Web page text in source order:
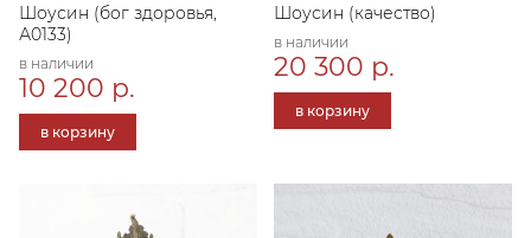
Шоусин (бог здоровья,
А0133)
в наличии
10 200 р.
в корзину
Шоусин (качество)
в наличии
20 300 р.
в корзину